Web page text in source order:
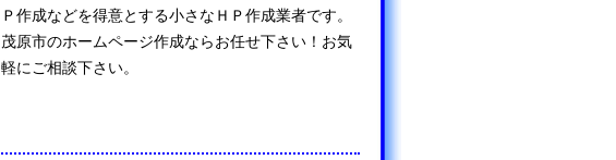
Ｐ作成などを得意とする小さなＨＰ作成業者です。
茂原市のホームページ作成ならお任せ下さい！お気
軽にご相談下さい。